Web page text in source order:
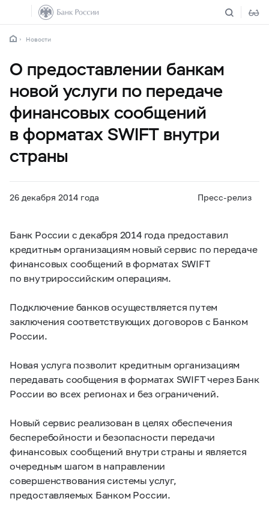
Новости
О предоставлении банкам
новой услуги по передаче
финансовых сообщений
в форматах SWIFT внутри
страны
26 декабря 2014 года Пресс-релиз
Банк России с декабря 2014 года предоставил
кредитным организациям новый сервис по передаче
финансовых сообщений в форматах SWIFT
по внутрироссийским операциям.
Подключение банков осуществляется путем
заключения соответствующих договоров с Банком
России.
Новая услуга позволит кредитным организациям
передавать сообщения в форматах SWIFT через Банк
России во всех регионах и без ограничений.
Новый сервис реализован в целях обеспечения
бесперебойности и безопасности передачи
финансовых сообщений внутри страны и является
очередным шагом в направлении
совершенствования системы услуг,
предоставляемых Банком России.